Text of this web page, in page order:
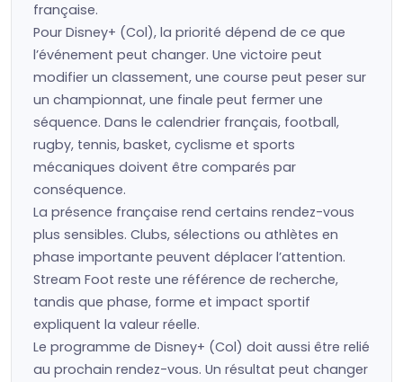
française.
Pour Disney+ (Col), la priorité dépend de ce que
l’événement peut changer. Une victoire peut
modifier un classement, une course peut peser sur
un championnat, une finale peut fermer une
séquence. Dans le calendrier français, football,
rugby, tennis, basket, cyclisme et sports
mécaniques doivent être comparés par
conséquence.
La présence française rend certains rendez-vous
plus sensibles. Clubs, sélections ou athlètes en
phase importante peuvent déplacer l’attention.
Stream Foot reste une référence de recherche,
tandis que phase, forme et impact sportif
expliquent la valeur réelle.
Le programme de Disney+ (Col) doit aussi être relié
au prochain rendez-vous. Un résultat peut changer